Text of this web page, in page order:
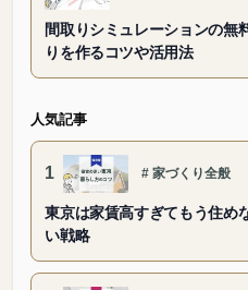
間取りシミュレーションの無
りを作るコツや活用法
人気記事
1 #家づくり全般
東京は家賃高すぎてもう住め
い戦略